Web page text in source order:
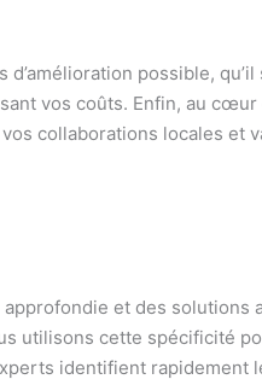
possible, qu’il
vos coûts. Enfin, au
collaborations locales et
et des solutions
utilisons cette spécificité
identifient rapidement